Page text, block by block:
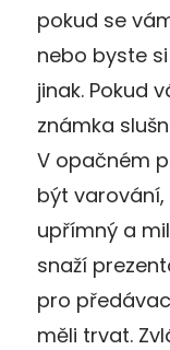
pokud se
nebo byste
jinak. Pokud
známka
V opačném
být
upřímný a
snaží
pro
měli trvat.